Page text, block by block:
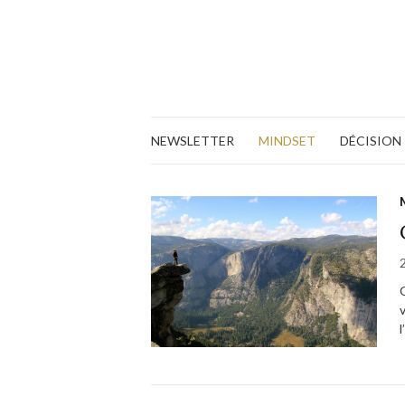
NEWSLETTER MINDSET DÉCISION